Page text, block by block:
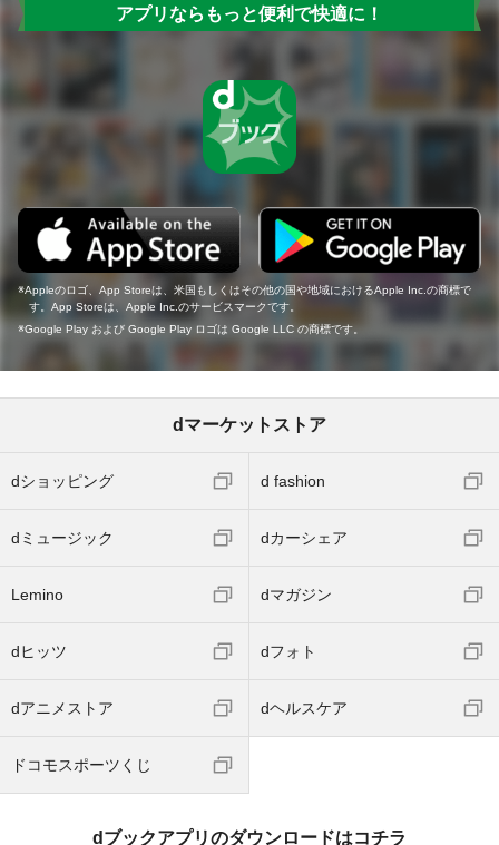
アプリならもっと便利で快適に！
Appleのロゴ、App Storeは、米国もしくはその他の国や地域におけるApple Inc.の商標で
す。App Storeは、Apple Inc.のサービスマークです。
Google Play および Google Play ロゴは Google LLC の商標です。
dマーケットストア
dショッピング d fashion
dミュージック dカーシェア
Lemino dマガジン
dヒッツ dフォト
dアニメストア dヘルスケア
ドコモスポーツくじ
dブックアプリのダウンロードはコチラ